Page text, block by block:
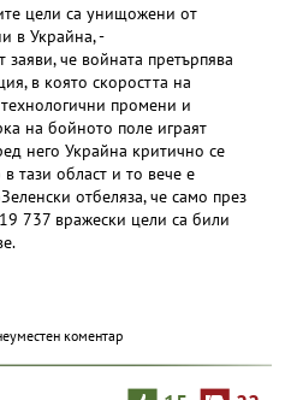
цели са унищожени от
в Украйна, -
заяви, че войната претърпява
в която скоростта на
промени и
на бойното поле играят
него Украйна критично се
тази област и то вече е
отбеляза, че само през
737 вражески цели са били
коментар